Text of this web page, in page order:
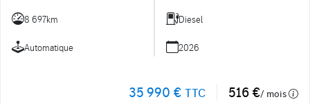
8 697km Diesel
Automatique 2026
35 990 € TTC 516 €/ mois